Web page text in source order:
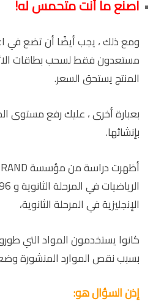
اصنع ما أنت متحمس له!
ومع ذلك ، يجب أيضًا أن تضع في
مستعدون فقط لسحب بطاقات
المنتج يستحق السعر.
بعبارة أخرى ، عليك رفع مستوى
بإنشائها.
الإنجليزية في المرحلة الثانوية،
كانوا يستخدمون المواد التي
بسبب نقص الموارد المنشورة
إذن السؤال هو: